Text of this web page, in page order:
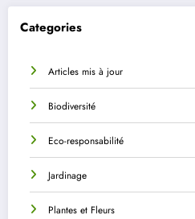
Categories
Articles mis à jour
Biodiversité
Eco-responsabilité
Jardinage
Plantes et Fleurs